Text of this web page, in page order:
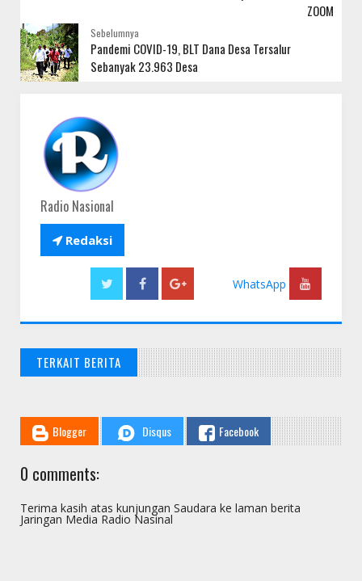
ZOOM
Sebelumnya
Pandemi COVID-19, BLT Dana Desa Tersalur
Sebanyak 23.963 Desa
Radio Nasional
Redaksi
WhatsApp
TERKAIT BERITA
Blogger Disqus Facebook
0 comments:
Terima kasih atas kunjungan Saudara ke laman berita
Jaringan Media Radio Nasinal
DAERAH
Sempena HUT ke-29, Alumni Akpol 1991 Bagikan Paket